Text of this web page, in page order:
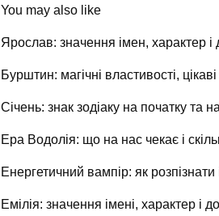
You may also like
Ярослав: значення імен, характер
Бурштин: магічні властивості,
Січень: знак зодіаку на початку та
Ера Водолія: що на нас чекає і
Енергетичний вампір: як
Емілія: значення імені, характер і